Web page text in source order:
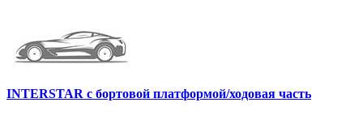
INTERSTAR c бортовой платформой/ходовая часть